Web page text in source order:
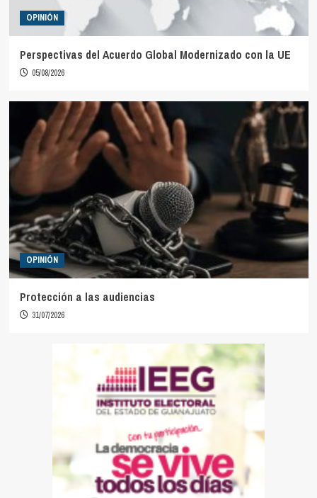
OPINIÓN
Perspectivas del Acuerdo Global Modernizado con la UE
05/08/2026
OPINIÓN
Protección a las audiencias
31/07/2026